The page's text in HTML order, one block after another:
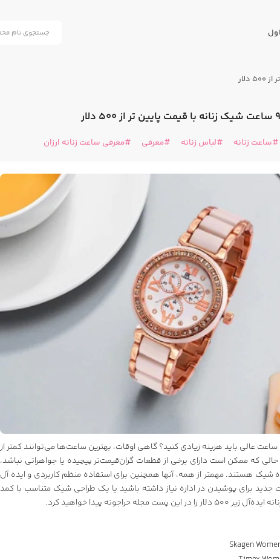
ساعت زنانه لباس زنانه معرفی معرفی ساعت زنانه ارزان
عالی باید هزینه زیادی کنید؟ گاهی اوقات، بهترین ساعت‌ها می‌توانند کمتر از
در حالی که ممکن است دارای برخی از قطعات گران‌قیمت‌تر پیچیده یا جواهراتی نباشد،
هستند. مهمتر از همه، آنها همچنین برای استفاده منظم کاربردی و ایده آل
جدید برای پوشیدن در اداره نیاز داشته باشید یا یک طراحی شیک متناسب با کمد
دلار را در این پست
مجله حراجونه پیدا خواهید کرد.